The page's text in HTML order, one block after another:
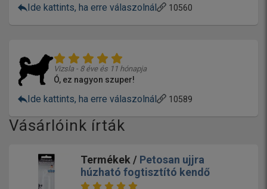
Ide kattints, ha erre válaszolnál 10560
Vizsla - 8 éve és 11 hónapja
Ó, ez nagyon szuper!
Ide kattints, ha erre válaszolnál 10589
Vásárlóink írták
Termékek / Petosan ujjra
húzható fogtisztító kendő